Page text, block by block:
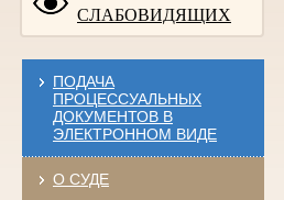
СЛАБОВИДЯЩИХ
ПОДАЧА
ПРОЦЕССУАЛЬНЫХ
ДОКУМЕНТОВ В
ЭЛЕКТРОННОМ ВИДЕ
О СУДЕ